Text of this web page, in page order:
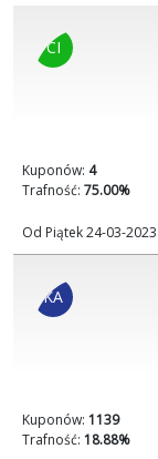
CI
Kuponów: 4
Trafność: 75.00%
Od Piątek 24-03-2023
KA
Kuponów: 1139
Trafność: 18.88%